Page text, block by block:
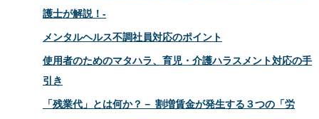
護士が解説！-
メンタルヘルス不調社員対応のポイント
使用者のためのマタハラ、育児・介護ハラスメント対応の手
引き
「残業代」とは何か？－ 割増賃金が発生する３つの「労